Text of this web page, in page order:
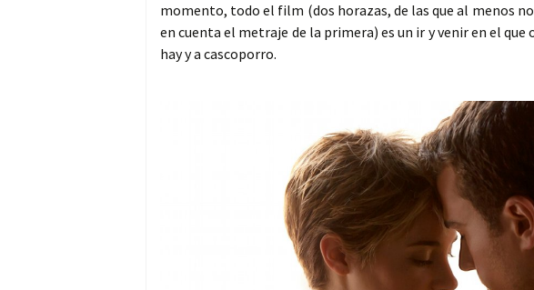
momento, todo el film (dos horazas, de las que al menos
en cuenta el metraje de la primera) es un ir y venir en el
hay y a cascoporro.